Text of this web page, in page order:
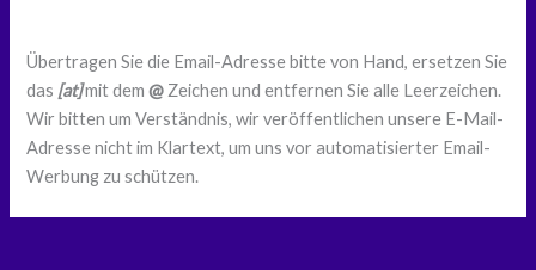
Übertragen Sie die Email-Adresse bitte von Hand, ersetzen Sie
das [at]mit dem@ Zeichen und entfernen Sie alle Leerzeichen.
Wir bitten um Verständnis, wir veröffentlichen unsere E-Mail-
Adresse nicht im Klartext, um uns vor automatisierter Email-
Werbung zu schützen.